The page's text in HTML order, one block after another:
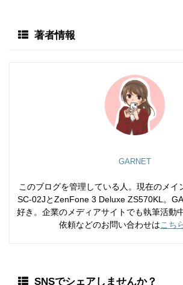
著者情報
GARNET
このブログを管理している人。現在のメイ
SC-02JとZenFone 3 Deluxe ZS570KL。
好き。企業のメディアサイトでも執筆活動
依頼などのお問い合わせはこち
SNSでシェアしませんか？